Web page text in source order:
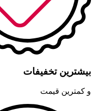
بیشترین تخفیفات
و کمترین قیمت